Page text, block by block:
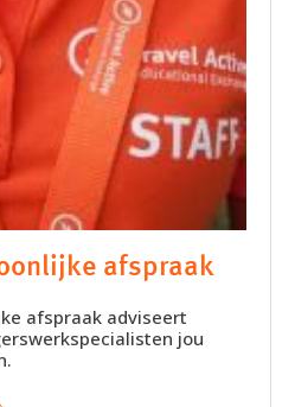
afspraak
afspraak adviseert
jou